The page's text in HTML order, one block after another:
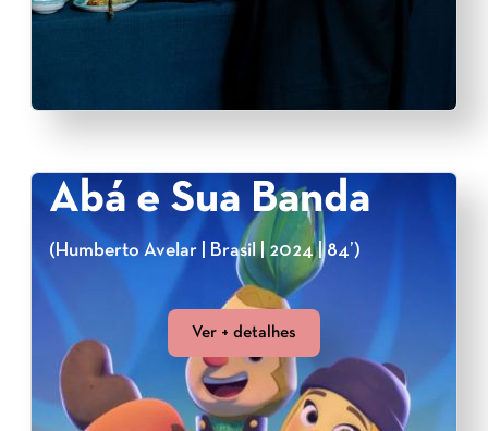
Abá e Sua Banda
(Humberto Avelar | Brasil | 2024 | 84’)
Ver + detalhes